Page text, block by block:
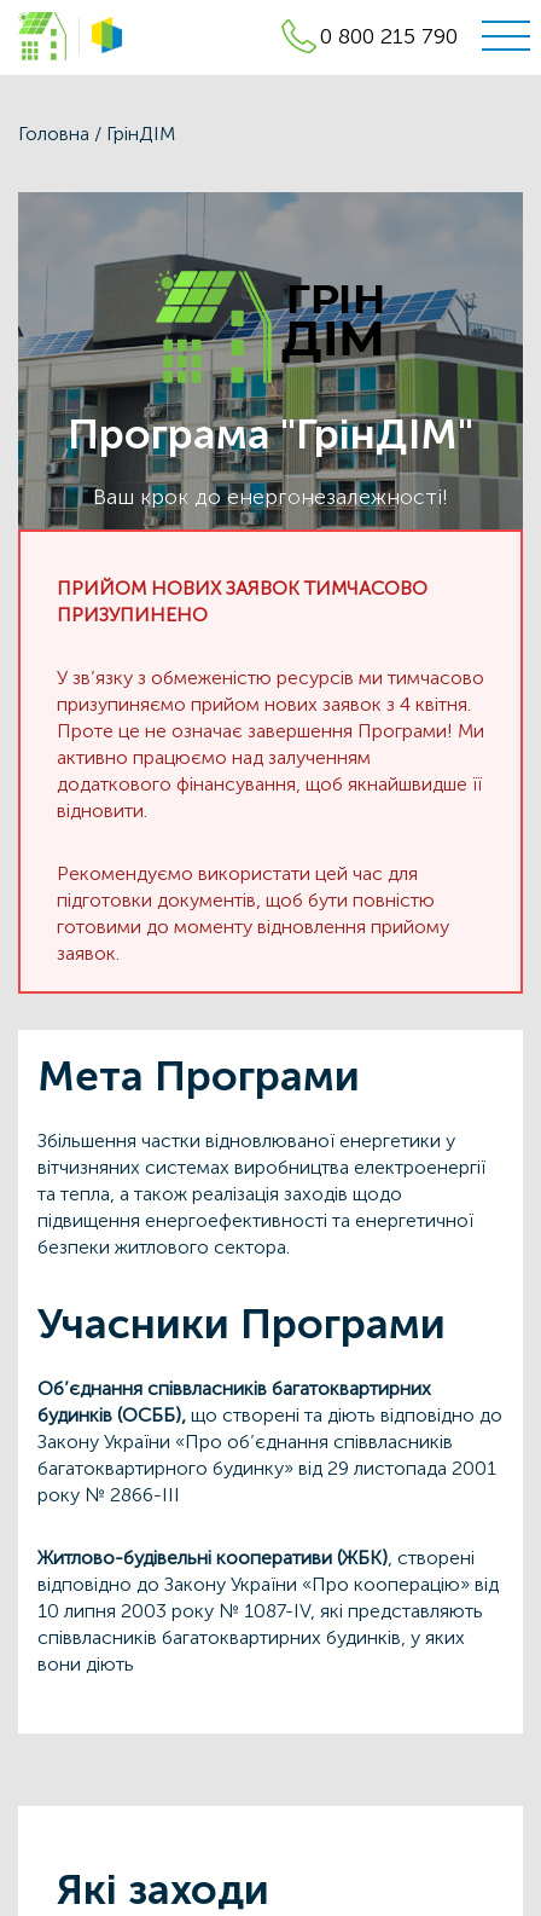
Фонд
0 800 215 790
Головна / ГрінДІМ
Програма "ГрінДІМ"
Ваш крок до енергонезалежності!
ПРИЙОМ НОВИХ ЗАЯВОК ТИМЧАСОВО
ПРИЗУПИНЕНО
У зв’язку з обмеженістю ресурсів ми тимчасово
призупиняємо прийом нових заявок з 4 квітня.
Проте це не означає завершення Програми! Ми
активно працюємо над залученням
додаткового фінансування, щоб якнайшвидше її
відновити.
Рекомендуємо використати цей час для
підготовки документів, щоб бути повністю
готовими до моменту відновлення прийому
заявок.
Мета Програми
Збільшення частки відновлюваної енергетики у
вітчизняних системах виробництва електроенергії
та тепла, а також реалізація заходів щодо
підвищення енергоефективності та енергетичної
безпеки житлового сектора.
Учасники Програми
Об’єднання співвласників багатоквартирних
будинків (ОСББ), що створені та діють відповідно до
Закону України «Про об’єднання співвласників
багатоквартирного будинку» від 29 листопада 2001
року № 2866-III
Житлово-будівельні кооперативи (ЖБК), створені
відповідно до Закону України «Про кооперацію» від
10 липня 2003 року № 1087-IV, які представляють
співвласників багатоквартирних будинків, у яких
вони діють
Які заходи